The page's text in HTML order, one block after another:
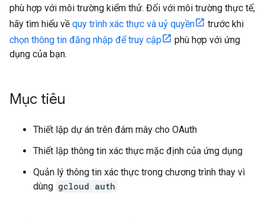
phù hợp với môi trường kiểm thử. Đối với môi trường thực tế,
hãy tìm hiểu về quy trình xác thực và uỷ quyền
trước khi
chọn thông tin đăng nhập để truy cập
phù hợp với ứng
dụng của bạn.
Mục tiêu
Thiết lập dự án trên đám mây cho OAuth
Thiết lập thông tin xác thực mặc định của ứng dụng
Quản lý thông tin xác thực trong chương trình thay vì
dùng gcloud auth